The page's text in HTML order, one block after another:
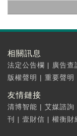
相關訊息
法定公告欄 | 廣告查
版權聲明 | 重要聲明
友情鏈接
清博智能 | 艾媒諮詢
刊
| 壹財信 | 權衡財